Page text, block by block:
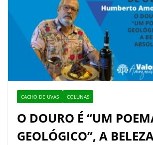
CACHO DE UVAS COLUNAS
O DOURO É “UM
GEOLÓGICO”, A